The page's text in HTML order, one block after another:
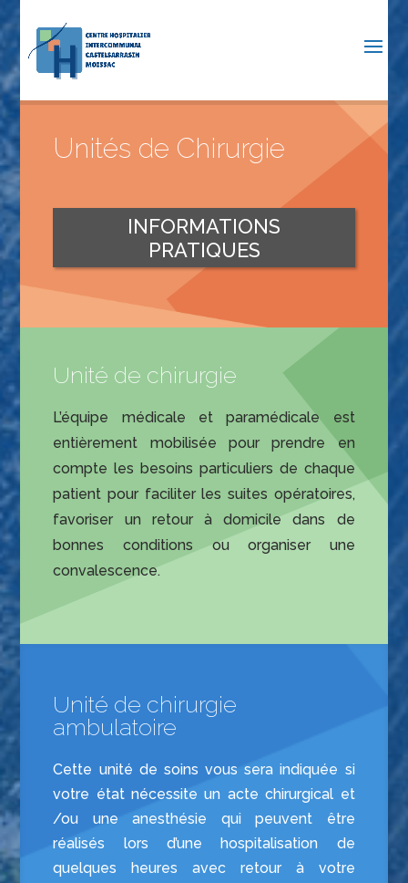
Unités de Chirurgie
INFORMATIONS
PRATIQUES
Unité de chirurgie
L’équipe médicale et paramédicale est
entièrement mobilisée pour prendre en
compte les besoins particuliers de chaque
patient pour faciliter les suites opératoires,
favoriser un retour à domicile dans de
bonnes conditions ou organiser une
convalescence.
Unité de chirurgie
ambulatoire
Cette unité de soins vous sera indiquée si
votre état nécessite un acte chirurgical et
/ou une anesthésie qui peuvent être
réalisés lors d’une hospitalisation de
quelques heures avec retour à votre